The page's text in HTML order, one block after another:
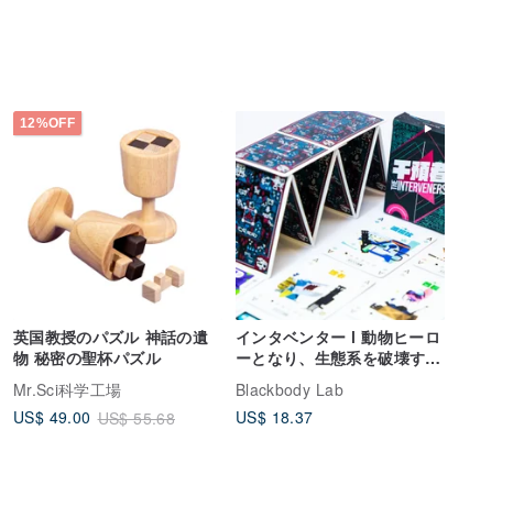
12%OFF
英国教授のパズル 神話の遺
物 秘密の聖杯パズル
Mr.Sci科学工場
US$ 49.00 US$ 55.68
インタベンター l 動物ヒーロ
ーとなり、生態系を破壊する
Blackbody Lab
US$ 18.37